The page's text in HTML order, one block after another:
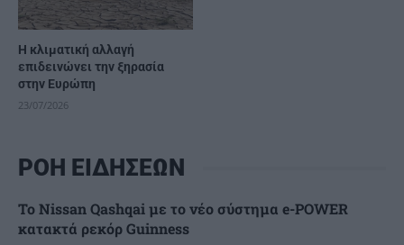
Η κλιματική αλλαγή
επιδεινώνει την ξηρασία
στην Ευρώπη
23/07/2026
ΡΟΗ ΕΙΔΗΣΕΩΝ
Το Nissan Qashqai με το νέο σύστημα e-POWER
κατακτά ρεκόρ Guinness